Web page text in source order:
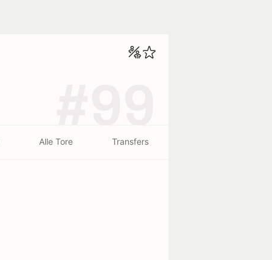
Alle Tore Transfers